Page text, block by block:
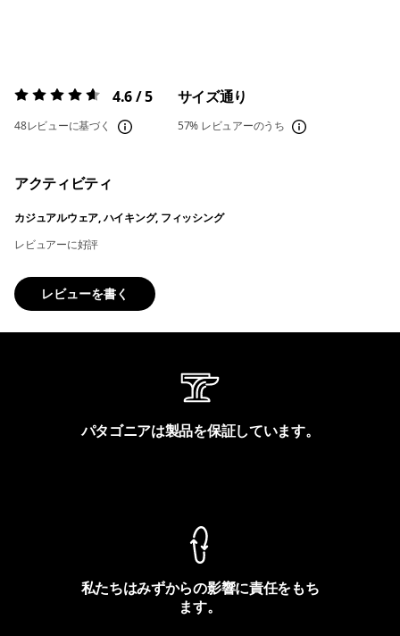
評価:4.6 / 5 4.6 / 5
48レビューに基づく
サイズ通り
57% レビュアーのうち
アクティビティ
カジュアルウェア, ハイキング, フィッシング
レビュアーに好評
レビューを書く
パタゴニアは製品を保証しています。
私たちはみずからの影響に責任をもち
ます。